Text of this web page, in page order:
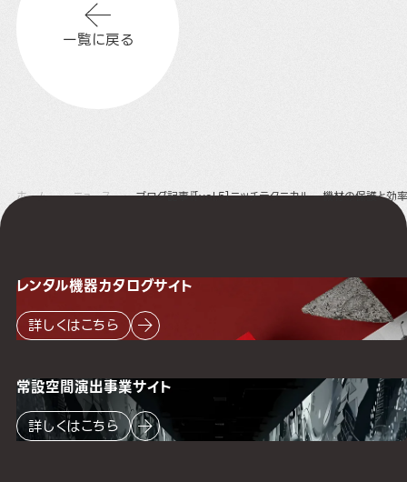
ホーム ニュース ブログ記事『[vol.5]ニッチテクニカル – 機材の保護と効
一覧に戻る
レンタル機器カタログサイト
詳しくはこちら
常設空間演出事業サイト
詳しくはこちら